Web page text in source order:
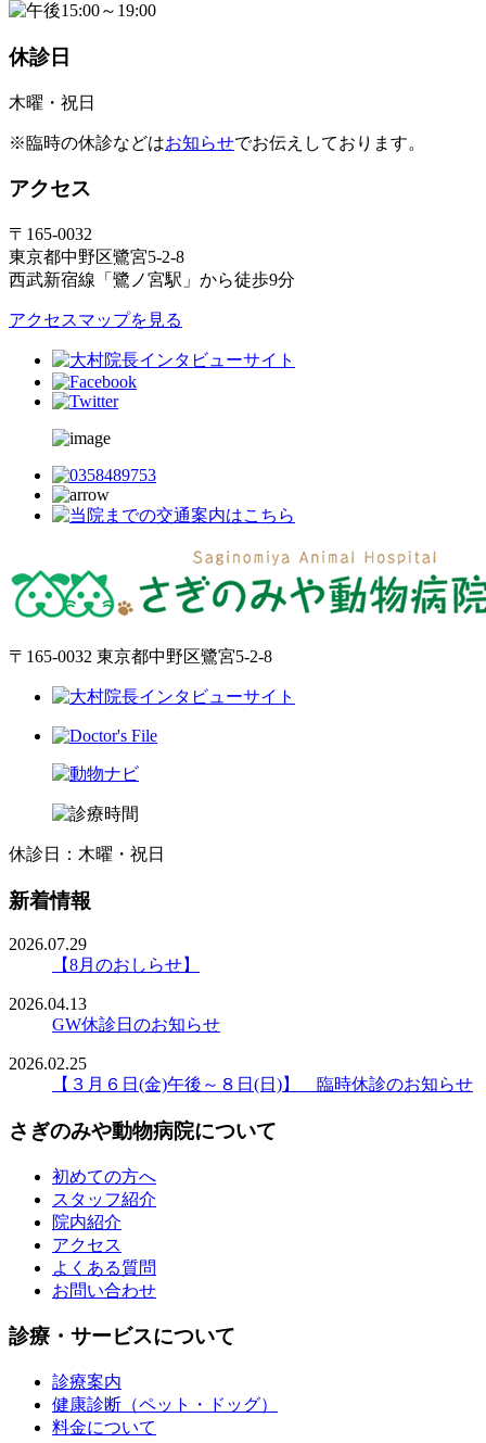
15:00～19:00
休診日
木曜・祝日
※臨時の休診などはお知らせでお伝えしております。
アクセス
〒165-0032
東京都中野区鷺宮5-2-8
西武新宿線「鷺ノ宮駅」から徒歩9分
アクセスマップを見る
〒165-0032 東京都中野区鷺宮5-2-8
休診日：木曜・祝日
新着情報
2026.07.29
【8月のおしらせ】
2026.04.13
GW休診日のお知らせ
2026.02.25
【３月６日(金)午後～８日(日)】 臨時休診のお知らせ
さぎのみや動物病院について
初めての方へ
スタッフ紹介
院内紹介
アクセス
よくある質問
お問い合わせ
診療・サービスについて
診療案内
健康診断（ペット・ドッグ）
料金について